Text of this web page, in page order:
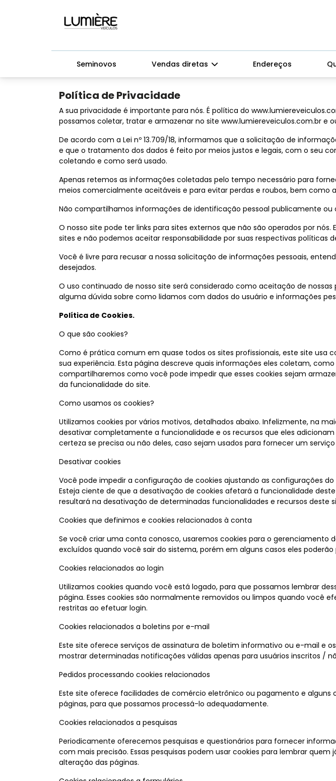
Seminovos Vendas diretas Endereços
Política de Privacidade
A sua privacidade é importante para nós. É política do
possamos coletar, tratar e armazenar no site www.lumiereveiculos.com.br e
De acordo com a Lei nº 13.709/18, informamos que a solicitação de
e que o tratamento dos dados é feito por meios justos e legais, com o seu
coletando e como será usado.
Apenas retemos as informações coletadas pelo tempo necessário para
meios comercialmente aceitáveis e para evitar perdas e roubos, bem como
Não compartilhamos informações de identificação pessoal publicamente ou
O nosso site pode ter links para sites externos que não são operados por
sites e não podemos aceitar responsabilidade por suas respectivas políticas
Você é livre para recusar a nossa solicitação de informações pessoais,
desejados.
O uso continuado de nosso site será considerado como aceitação de
alguma dúvida sobre como lidamos com dados do usuário e informações
Política de Cookies.
O que são cookies?
Como é prática comum em quase todos os sites profissionais, este site usa
sua experiência. Esta página descreve quais informações eles coletam,
compartilharemos como você pode impedir que esses cookies sejam
da funcionalidade do site.
Como usamos os cookies?
Utilizamos cookies por vários motivos, detalhados abaixo. Infelizmente, na
desativar completamente a funcionalidade e os recursos que eles
certeza se precisa ou não deles, caso sejam usados para fornecer um
Desativar cookies
Você pode impedir a configuração de cookies ajustando as configurações
Esteja ciente de que a desativação de cookies afetará a funcionalidade
resultará na desativação de determinadas funcionalidades e recursos deste
Cookies que definimos e cookies relacionados à conta
Se você criar uma conta conosco, usaremos cookies para o gerenciamento
excluídos quando você sair do sistema, porém em alguns casos eles
Cookies relacionados ao login
Utilizamos cookies quando você está logado, para que possamos lembrar
página. Esses cookies são normalmente removidos ou limpos quando você
restritas ao efetuar login.
Cookies relacionados a boletins por e-mail
Este site oferece serviços de assinatura de boletim informativo ou e-mail e
mostrar determinadas notificações válidas apenas para usuários inscritos /
Pedidos processando cookies relacionados
Este site oferece facilidades de comércio eletrônico ou pagamento e alguns
páginas, para que possamos processá-lo adequadamente.
Cookies relacionados a pesquisas
Periodicamente oferecemos pesquisas e questionários para fornecer
com mais precisão. Essas pesquisas podem usar cookies para lembrar
alteração das páginas.